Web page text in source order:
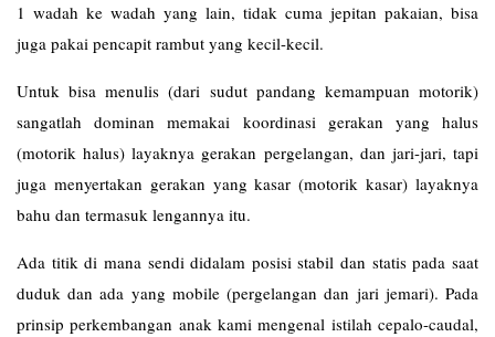
1 wadah ke wadah yang lain, tidak cuma jepitan pakaian, bisa
juga pakai pencapit rambut yang kecil-kecil.
Untuk bisa menulis (dari sudut pandang kemampuan motorik)
sangatlah dominan memakai koordinasi gerakan yang halus
(motorik halus) layaknya gerakan pergelangan, dan jari-jari, tapi
juga menyertakan gerakan yang kasar (motorik kasar) layaknya
bahu dan termasuk lengannya itu.
Ada titik di mana sendi didalam posisi stabil dan statis pada saat
duduk dan ada yang mobile (pergelangan dan jari jemari). Pada
prinsip perkembangan anak kami mengenal istilah cepalo-caudal,